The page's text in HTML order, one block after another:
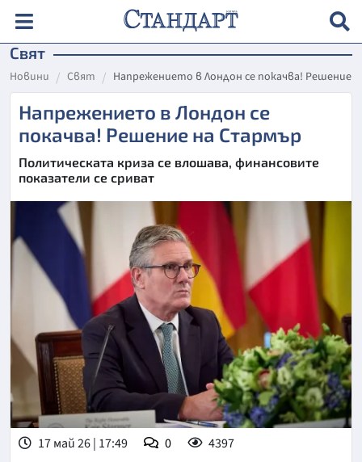
Свят
Новини Свят Напрежението в Лондон се покачва! Решение
Напрежението в Лондон се
покачва! Решение на Стармър
Политическата криза се влошава, финансовите
показатели се сриват
17 май 26 | 17:49 0 4397